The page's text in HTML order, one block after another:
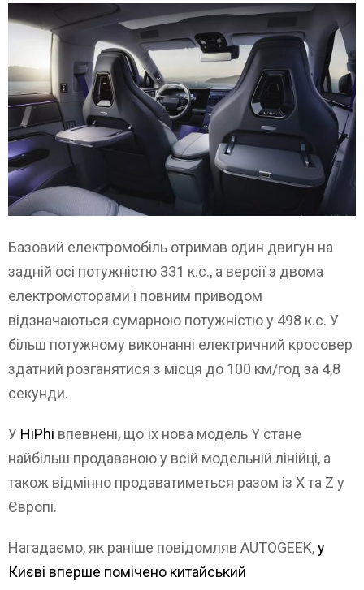
Базовий електромобіль отримав один двигун на
задній осі потужністю 331 к.с., а версії з двома
електромоторами і повним приводом
відзначаються сумарною потужністю у 498 к.с. У
більш потужному виконанні електричний кросовер
здатний розганятися з місця до 100 км/год за 4,8
секунди.
У HiPhi впевнені, що їх нова модель Y стане
найбільш продаваною у всій модельній лінійці, а
також відмінно продаватиметься разом із X та Z у
Європі.
Нагадаємо, як раніше повідомляв AUTOGEEK,у
Києві вперше помічено китайський